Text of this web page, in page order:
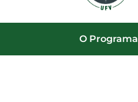
O Programa